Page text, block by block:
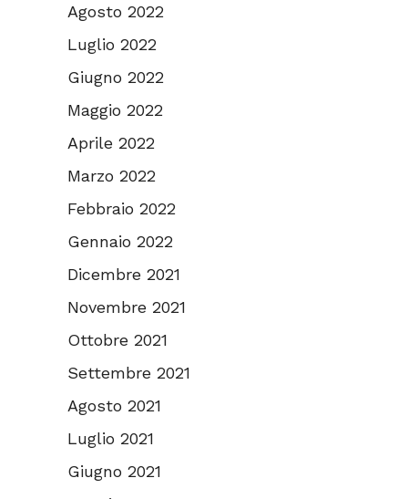
Agosto 2022
Luglio 2022
Giugno 2022
Maggio 2022
Aprile 2022
Marzo 2022
Febbraio 2022
Gennaio 2022
Dicembre 2021
Novembre 2021
Ottobre 2021
Settembre 2021
Agosto 2021
Luglio 2021
Giugno 2021